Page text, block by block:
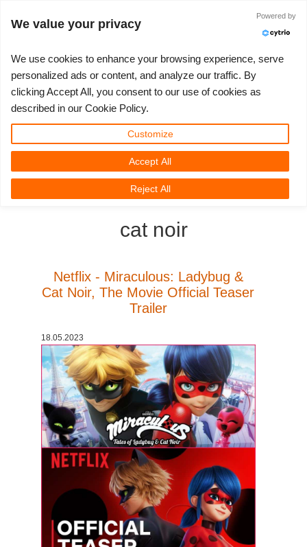
SUPPORT TICKET
Show Tickets
МОЙ REBUS
ControlCenter
Unlimited Render
История платежей
Редактировать профиль
TeamManager
3D ARTIST OF THE YEAR
2023
2021
КОНКУРСЫ
Creative 3D Lab. Challenge
Memories Challenge
Summer Vibes 3D Challenge
СООБЩЕСТВО
Блог
RebusArt
3D Artist of the Year
ПОДДЕРЖКА
Видео пособия
FAQ
ЦЕНЫ
Цены и скидки
Неограниченная аренда рендеринга
3D ПРОГРАММЫ
3ds Max
Maya
Redshift
Mental Ray
НАЧАТЬ
Краткое руководство
TeamManager
Войти
RebusFarm News
3D Community
3D Film News
cat noir
Netflix - Miraculous: Ladybug &
Cat Noir, The Movie Official Teaser
Trailer
18.05.2023
We value your privacy
Powered by
We use cookies to enhance your browsing experience, serve
personalized ads or content, and analyze our traffic. By
clicking Accept All, you consent to our use of cookies as
described in our Cookie Policy.
Customize
Reject All
Accept All